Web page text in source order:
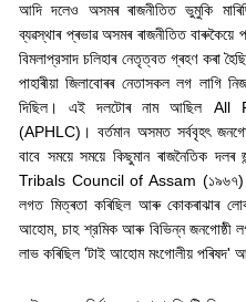
আদি দলেও অসমৰ ৰাজনীতিত ভুমুকি
ব্যৱস্থাৰ প্ৰভাৱ অসমৰ ৰাজনীতিত
বিমলাপ্রসাদ চলিহাৰ নেতৃত্বত গ্ৰহণ কৰা
পাহাৰীয়া জিলাবোৰৰ নেতাসকল লগ লাগি
দিছিল। এই দলটোৰ নাম আছিল All
(APHLC) ।বর্তমান অসমত সর্ববৃহৎ
বাবে সময়ে সময়ে কিছুমান ৰাজনৈতিক
Tribals Council of Assam (
লগত মিত্ৰতা কৰিছিল আৰু কোকৰাঝাৰ
আহোম,চাহ শ্রমিক আৰু বিভিন্ন জনগোষ্ঠী
লাভ কৰিছিল 'টাই আহোম মংগোলীয় পৰিষদ'